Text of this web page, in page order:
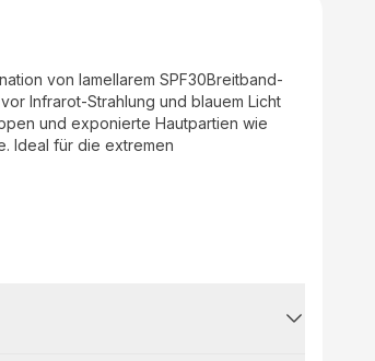
von lamellarem SPF30Breitband-
Infrarot-Strahlung und blauem Licht
und exponierte Hautpartien wie
Ideal für die extremen